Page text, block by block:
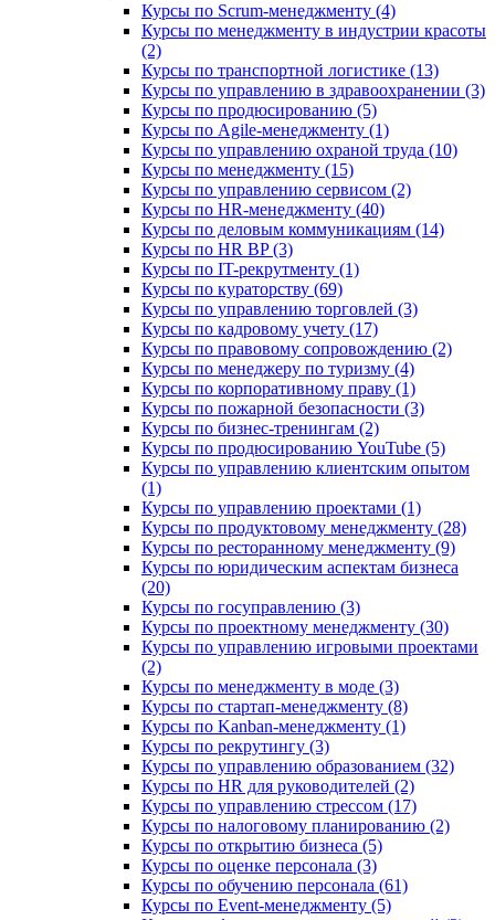
Курсы по Scrum-менеджменту (4)
Курсы по менеджменту в индустрии красоты
(2)
Курсы по транспортной логистике (13)
Курсы по управлению в здравоохранении (3)
Курсы по продюсированию (5)
Курсы по Agile-менеджменту (1)
Курсы по управлению охраной труда (10)
Курсы по менеджменту (15)
Курсы по управлению сервисом (2)
Курсы по HR-менеджменту (40)
Курсы по деловым коммуникациям (14)
Курсы по HR BP (3)
Курсы по IT-рекрутменту (1)
Курсы по кураторству (69)
Курсы по управлению торговлей (3)
Курсы по кадровому учету (17)
Курсы по правовому сопровождению (2)
Курсы по менеджеру по туризму (4)
Курсы по корпоративному праву (1)
Курсы по пожарной безопасности (3)
Курсы по бизнес-тренингам (2)
Курсы по продюсированию YouTube (5)
Курсы по управлению клиентским опытом
(1)
Курсы по управлению проектами (1)
Курсы по продуктовому менеджменту (28)
Курсы по ресторанному менеджменту (9)
Курсы по юридическим аспектам бизнеса
(20)
Курсы по госуправлению (3)
Курсы по проектному менеджменту (30)
Курсы по управлению игровыми проектами
(2)
Курсы по менеджменту в моде (3)
Курсы по стартап-менеджменту (8)
Курсы по Kanban-менеджменту (1)
Курсы по рекрутингу (3)
Курсы по управлению образованием (32)
Курсы по HR для руководителей (2)
Курсы по управлению стрессом (17)
Курсы по налоговому планированию (2)
Курсы по открытию бизнеса (5)
Курсы по оценке персонала (3)
Курсы по обучению персонала (61)
Курсы по Event-менеджменту (5)